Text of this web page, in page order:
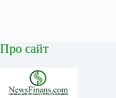
Про сайт